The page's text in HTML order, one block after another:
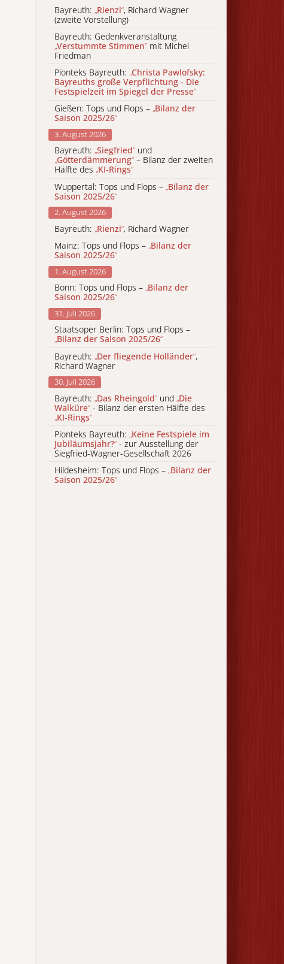
Bayreuth: „Rienzi“, Richard Wagner
(zweite Vorstellung)
Bayreuth: Gedenkveranstaltung
„Verstummte Stimmen“ mit Michel
Friedman
Pionteks Bayreuth: „Christa Pawlofsky:
Bayreuths große Verpflichtung - Die
Festspielzeit im Spiegel der Presse“
Gießen: Tops und Flops – „Bilanz der
Saison 2025/26“
3. August 2026
Bayreuth: „Siegfried“ und
„Götterdämmerung“ – Bilanz der zweiten
Hälfte des „KI-Rings“
Wuppertal: Tops und Flops – „Bilanz der
Saison 2025/26“
2. August 2026
Bayreuth: „Rienzi“, Richard Wagner
Mainz: Tops und Flops – „Bilanz der
Saison 2025/26“
1. August 2026
Bonn: Tops und Flops – „Bilanz der
Saison 2025/26“
31. Juli 2026
Staatsoper Berlin: Tops und Flops –
„Bilanz der Saison 2025/26“
Bayreuth: „Der fliegende Holländer“,
Richard Wagner
30. Juli 2026
Bayreuth: „Das Rheingold“ und „Die
Walküre“ - Bilanz der ersten Hälfte des
„KI-Rings“
Pionteks Bayreuth: „Keine Festspiele im
Jubiläumsjahr?“ - zur Ausstellung der
Siegfried-Wagner-Gesellschaft 2026
Hildesheim: Tops und Flops – „Bilanz der
Saison 2025/26“